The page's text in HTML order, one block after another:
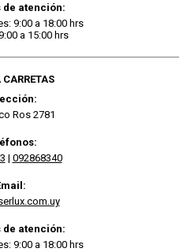
de atención:
9:00 a 18:00 hrs
a 15:00 hrs
Ros 2781
| 092868340
de atención:
9:00 a 18:00 hrs